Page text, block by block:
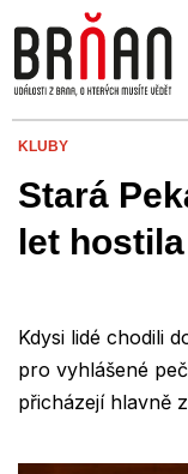
KLUBY
Stará
let
Kdysi lidé chodili
pro vyhlášené
přicházejí hlavně